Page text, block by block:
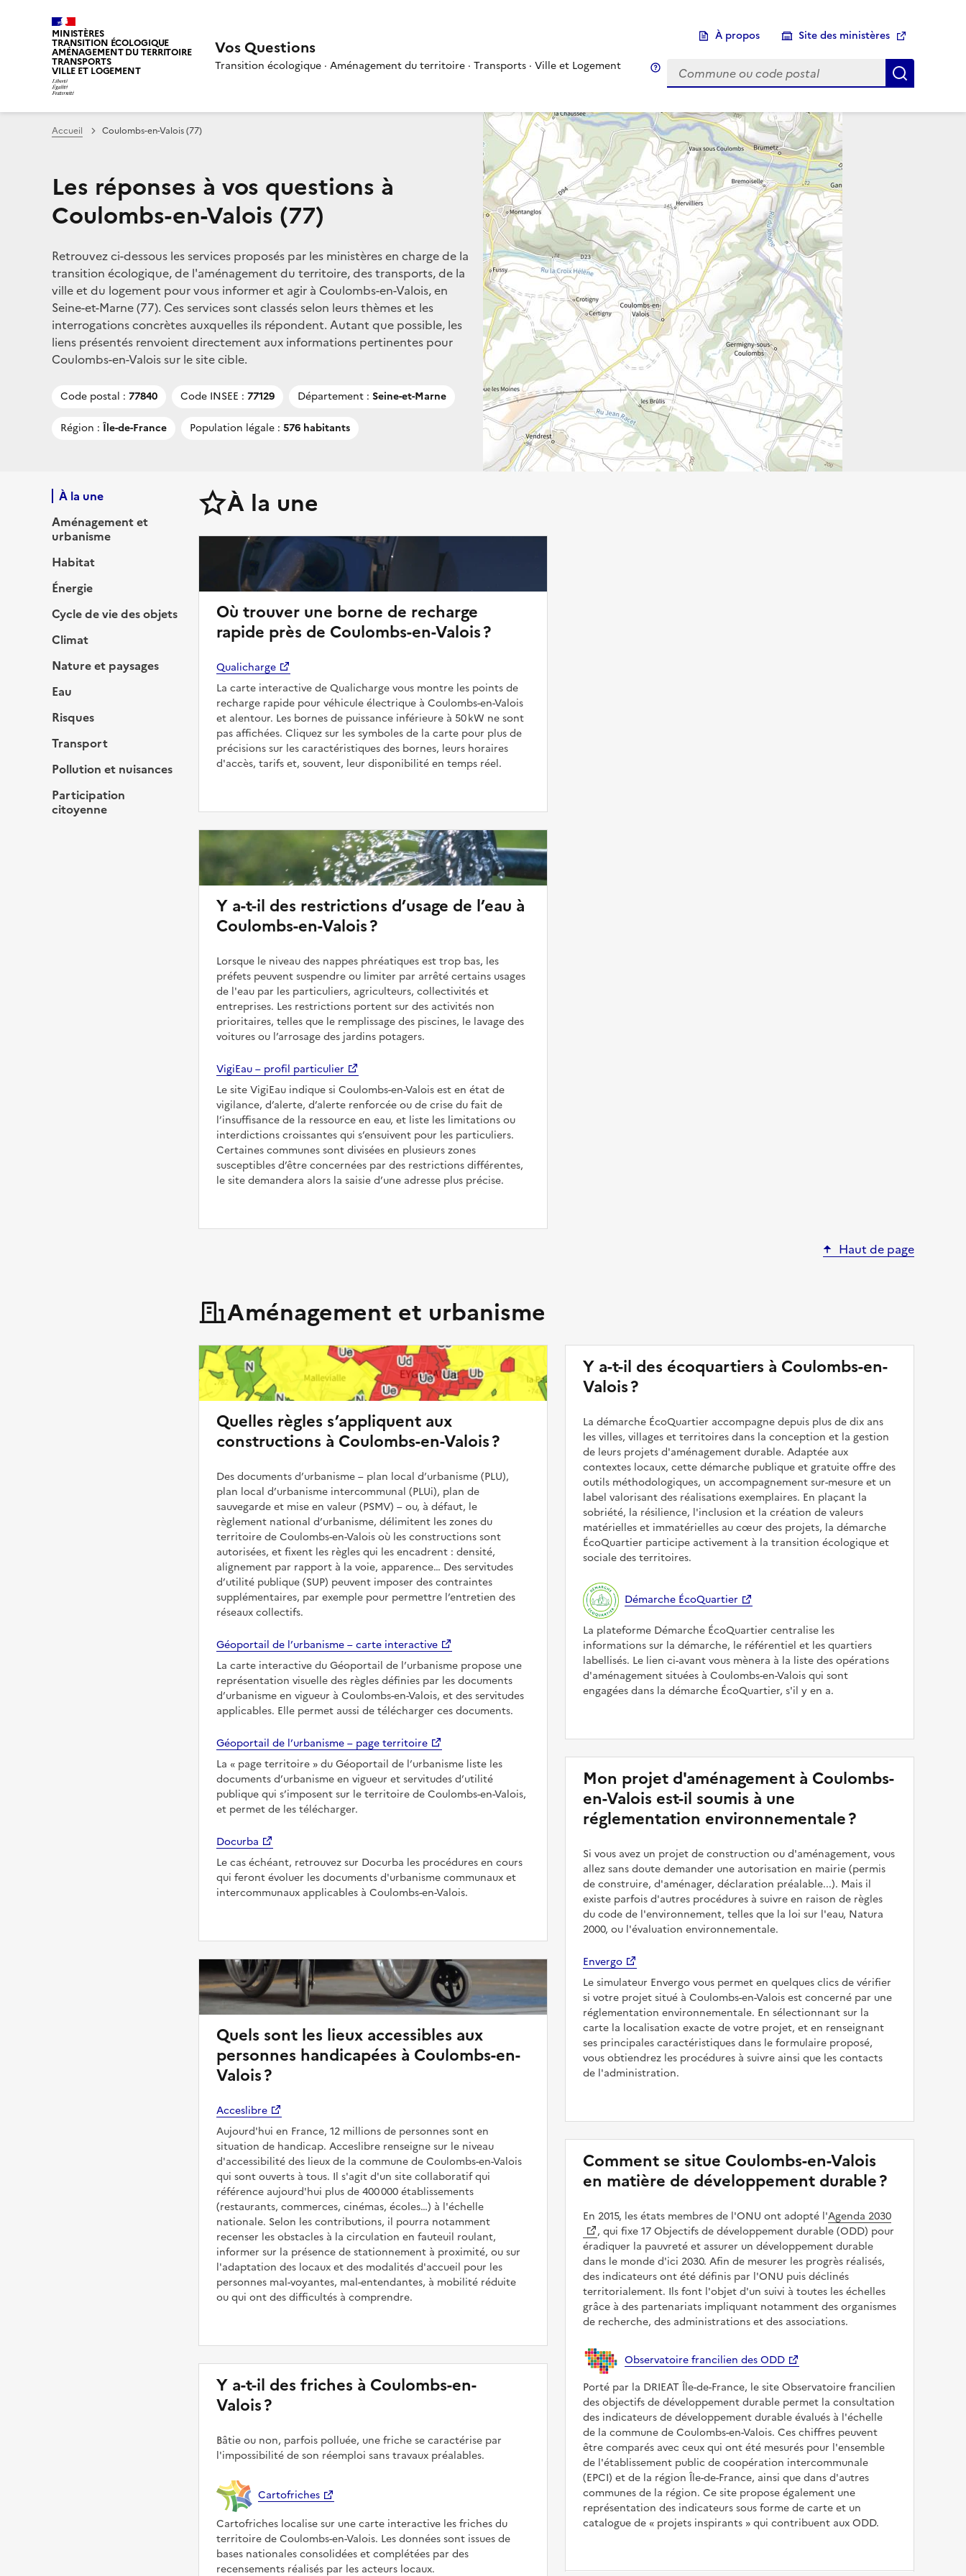
MINISTÈRES
TRANSITION ÉCOLOGIQUE
AMÉNAGEMENT DU TERRITOIRE
TRANSPORTS
VILLE ET LOGEMENT
Vos Questions
Transition écologique · Aménagement du territoire · Transports · Ville et Logement
À propos Site des ministères
Choix d'une commune
Infobulle
Accueil Coulombs-en-Valois (77)
Les réponses à vos questions à
Coulombs-en-Valois (77)
Retrouvez ci-dessous les services proposés par les ministères en charge de la
transition écologique, de l'aménagement du territoire, des transports, de la
ville et du logement pour vous informer et agir à Coulombs-en-Valois, en
Seine-et-Marne (77). Ces services sont classés selon leurs thèmes et les
interrogations concrètes auxquelles ils répondent. Autant que possible, les
liens présentés renvoient directement aux informations pertinentes pour
Coulombs-en-Valois sur le site cible.
Code postal : 77840 Code INSEE : 77129 Département : Seine-et-Marne
Région : Île-de-France Population légale : 576 habitants
À la une
Aménagement et
urbanisme
Habitat
Énergie
Cycle de vie des objets
Climat
Nature et paysages
Eau
Risques
Transport
Pollution et nuisances
Participation
citoyenne
À la une
Où trouver une borne de recharge
rapide près de Coulombs-en-Valois ?
Qualicharge
La carte interactive de Qualicharge vous montre les points de
recharge rapide pour véhicule électrique à Coulombs-en-Valois
et alentour. Les bornes de puissance inférieure à 50 kW ne sont
pas affichées. Cliquez sur les symboles de la carte pour plus de
précisions sur les caractéristiques des bornes, leurs horaires
d'accès, tarifs et, souvent, leur disponibilité en temps réel.
Y a-t-il des restrictions d’usage de l’eau à
Coulombs-en-Valois ?
Lorsque le niveau des nappes phréatiques est trop bas, les
préfets peuvent suspendre ou limiter par arrêté certains usages
de l'eau par les particuliers, agriculteurs, collectivités et
entreprises. Les restrictions portent sur des activités non
prioritaires, telles que le remplissage des piscines, le lavage des
voitures ou l’arrosage des jardins potagers.
VigiEau – profil particulier
Le site VigiEau indique si Coulombs-en-Valois est en état de
vigilance, d’alerte, d’alerte renforcée ou de crise du fait de
l’insuffisance de la ressource en eau, et liste les limitations ou
interdictions croissantes qui s’ensuivent pour les particuliers.
Certaines communes sont divisées en plusieurs zones
susceptibles d’être concernées par des restrictions différentes,
le site demandera alors la saisie d’une adresse plus précise.
Haut de page
Aménagement et urbanisme
Quelles règles s’appliquent aux
constructions à Coulombs-en-Valois ?
Des documents d’urbanisme – plan local d’urbanisme (PLU),
plan local d’urbanisme intercommunal (PLUi), plan de
sauvegarde et mise en valeur (PSMV) – ou, à défaut, le
règlement national d’urbanisme, délimitent les zones du
territoire de Coulombs-en-Valois où les constructions sont
autorisées, et fixent les règles qui les encadrent : densité,
alignement par rapport à la voie, apparence… Des servitudes
d’utilité publique (SUP) peuvent imposer des contraintes
supplémentaires, par exemple pour permettre l’entretien des
réseaux collectifs.
Géoportail de l’urbanisme – carte interactive
La carte interactive du Géoportail de l’urbanisme propose une
représentation visuelle des règles définies par les documents
d’urbanisme en vigueur à Coulombs-en-Valois, et des servitudes
applicables. Elle permet aussi de télécharger ces documents.
Géoportail de l’urbanisme – page territoire
La
page territoire
du Géoportail de l’urbanisme liste les
documents d’urbanisme en vigueur et servitudes d’utilité
publique qui s’imposent sur le territoire de Coulombs-en-Valois,
et permet de les télécharger.
Docurba
Le cas échéant, retrouvez sur Docurba les procédures en cours
qui feront évoluer les documents d'urbanisme communaux et
intercommunaux applicables à Coulombs-en-Valois.
Quels sont les lieux accessibles aux
personnes handicapées à Coulombs-en-
Valois ?
Acceslibre
Aujourd'hui en France, 12 millions de personnes sont en
situation de handicap. Acceslibre renseigne sur le niveau
d'accessibilité des lieux de la commune de Coulombs-en-Valois
qui sont ouverts à tous. Il s'agit d'un site collaboratif qui
référence aujourd'hui plus de 400 000 établissements
(restaurants, commerces, cinémas, écoles…) à l'échelle
nationale. Selon les contributions, il pourra notamment
recenser les obstacles à la circulation en fauteuil roulant,
informer sur la présence de stationnement à proximité, ou sur
l'adaptation des locaux et des modalités d'accueil pour les
personnes mal-voyantes, mal-entendantes, à mobilité réduite
ou qui ont des difficultés à comprendre.
Y a-t-il des friches à Coulombs-en-
Valois ?
Bâtie ou non, parfois polluée, une friche se caractérise par
l'impossibilité de son réemploi sans travaux préalables.
Cartofriches
Cartofriches localise sur une carte interactive les friches du
territoire de Coulombs-en-Valois. Les données sont issues de
bases nationales consolidées et complétées par des
recensements réalisés par les acteurs locaux.
Y a-t-il des écoquartiers à Coulombs-en-
Valois ?
La démarche ÉcoQuartier accompagne depuis plus de dix ans
les villes, villages et territoires dans la conception et la gestion
de leurs projets d'aménagement durable. Adaptée aux
contextes locaux, cette démarche publique et gratuite offre des
outils méthodologiques, un accompagnement sur-mesure et un
label valorisant des réalisations exemplaires. En plaçant la
sobriété, la résilience, l'inclusion et la création de valeurs
matérielles et immatérielles au cœur des projets, la démarche
ÉcoQuartier participe activement à la transition écologique et
sociale des territoires.
Démarche ÉcoQuartier
La plateforme Démarche ÉcoQuartier centralise les
informations sur la démarche, le référentiel et les quartiers
labellisés. Le lien ci-avant vous mènera à la liste des opérations
d'aménagement situées à Coulombs-en-Valois qui sont
engagées dans la démarche ÉcoQuartier, s'il y en a.
Mon projet d'aménagement à Coulombs-
en-Valois est-il soumis à une
réglementation environnementale ?
Si vous avez un projet de construction ou d'aménagement, vous
allez sans doute demander une autorisation en mairie (permis
de construire, d'aménager, déclaration préalable...). Mais il
existe parfois d'autres procédures à suivre en raison de règles
du code de l'environnement, telles que la loi sur l'eau, Natura
2000, ou l'évaluation environnementale.
Envergo
Le simulateur Envergo vous permet en quelques clics de vérifier
si votre projet situé à Coulombs-en-Valois est concerné par une
réglementation environnementale. En sélectionnant sur la
carte la localisation exacte de votre projet, et en renseignant
ses principales caractéristiques dans le formulaire proposé,
vous obtiendrez les procédures à suivre ainsi que les contacts
de l'administration.
Comment se situe Coulombs-en-Valois
en matière de développement durable ?
En 2015, les états membres de l'ONU ont adopté l'Agenda 2030
, qui fixe 17 Objectifs de développement durable (ODD) pour
éradiquer la pauvreté et assurer un développement durable
dans le monde d'ici 2030. Afin de mesurer les progrès réalisés,
des indicateurs ont été définis par l'ONU puis déclinés
territorialement. Ils font l'objet d'un suivi à toutes les échelles
grâce à des partenariats impliquant notamment des organismes
de recherche, des administrations et des associations.
Observatoire francilien des ODD
Porté par la DRIEAT Île-de-France, le site Observatoire francilien
des objectifs de développement durable permet la consultation
des indicateurs de développement durable évalués à l'échelle
de la commune de Coulombs-en-Valois. Ces chiffres peuvent
être comparés avec ceux qui ont été mesurés pour l'ensemble
de l'établissement public de coopération intercommunale
(EPCI) et de la région Île-de-France, ainsi que dans d'autres
communes de la région. Ce site propose également une
représentation des indicateurs sous forme de carte et un
catalogue de projets inspirants qui contribuent aux ODD.